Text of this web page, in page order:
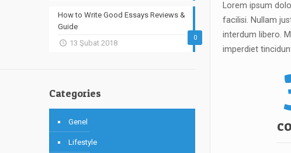
Lorem ipsum
facilisi. Nullam
interdum libero.
imperdiet
0
How to Write Good Essays Reviews &
Guide
13 Şubat 2018
Categories
Genel
Lifestyle